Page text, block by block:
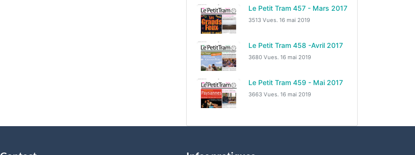
Le Petit Tram 457 - Mars 2017
3513 Vues. 16 mai 2019
Le Petit Tram 458 -Avril 2017
3680 Vues. 16 mai 2019
Le Petit Tram 459 - Mai 2017
3663 Vues. 16 mai 2019